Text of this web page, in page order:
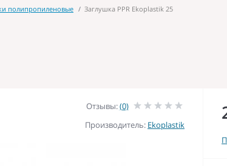
полипропиленовые Заглушка PPR Ekoplastik 25
Отзывы:(0)
Производитель: Ekoplastik